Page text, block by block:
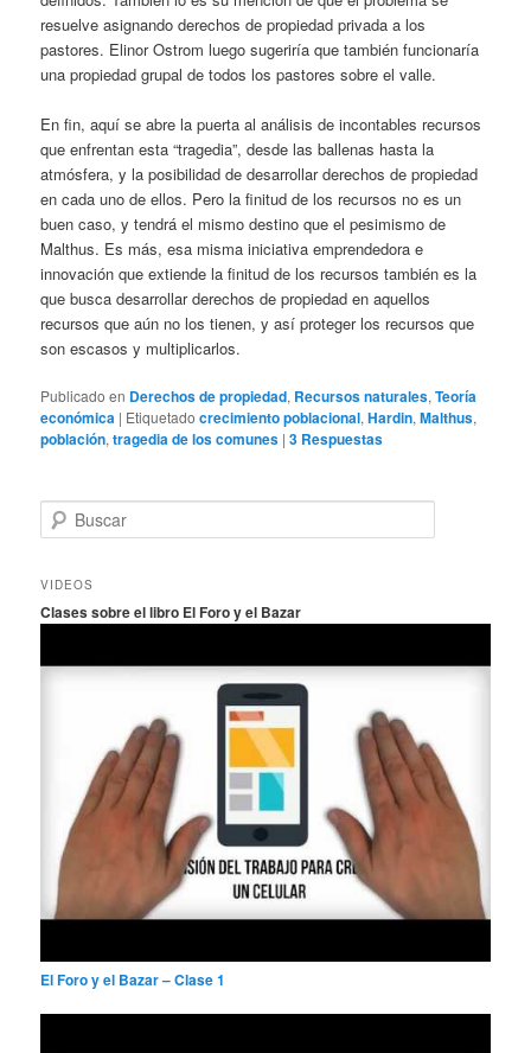
resuelve asignando derechos de propiedad privada a los
pastores. Elinor Ostrom luego sugeriría que también funcionaría
una propiedad grupal de todos los pastores sobre el valle.
En fin, aquí se abre la puerta al análisis de incontables recursos
que enfrentan esta “tragedia”, desde las ballenas hasta la
atmósfera, y la posibilidad de desarrollar derechos de propiedad
en cada uno de ellos. Pero la finitud de los recursos no es un
buen caso, y tendrá el mismo destino que el pesimismo de
Malthus. Es más, esa misma iniciativa emprendedora e
innovación que extiende la finitud de los recursos también es la
que busca desarrollar derechos de propiedad en aquellos
recursos que aún no los tienen, y así proteger los recursos que
son escasos y multiplicarlos.
Publicado en Derechos de propiedad, Recursos naturales,Teoría
económica | Etiquetado crecimiento poblacional,Hardin,Malthus,
población,tragedia de los comunes |3 Respuestas
u
c
r
VIDEOS
Clases sobre el libro El Foro y el Bazar
El Foro y el Bazar – Clase 1